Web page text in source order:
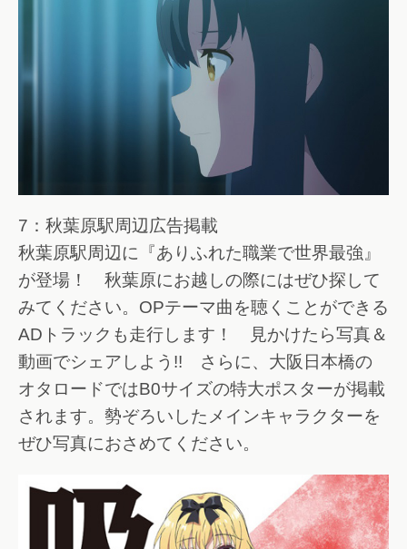
7：秋葉原駅周辺広告掲載
秋葉原駅周辺に『ありふれた職業で世界最強』
が登場！ 秋葉原にお越しの際にはぜひ探して
みてください。OPテーマ曲を聴くことができる
ADトラックも走行します！ 見かけたら写真＆
動画でシェアしよう!! さらに、大阪日本橋の
オタロードではB0サイズの特大ポスターが掲載
されます。勢ぞろいしたメインキャラクターを
ぜひ写真におさめてください。